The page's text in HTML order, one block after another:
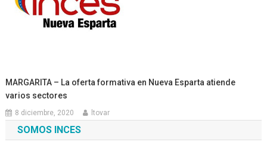
MARGARITA – La oferta formativa en Nueva Esparta atiende
varios sectores
8 diciembre, 2020 ltovar
SOMOS INCES